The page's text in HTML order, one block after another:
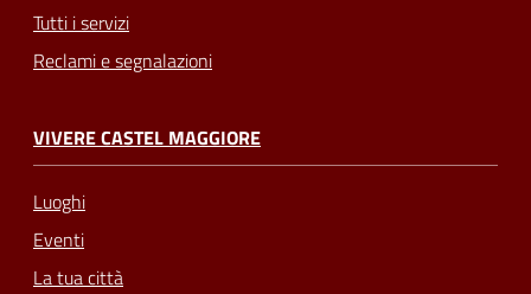
Tutti i servizi
Reclami e segnalazioni
VIVERE CASTEL MAGGIORE
Luoghi
Eventi
La tua città